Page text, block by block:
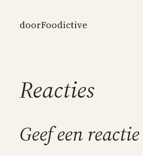
doorFoodictive
Reacties
Geef een reactie